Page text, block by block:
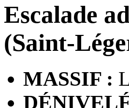
Escalade
(Saint-
MASSIF :